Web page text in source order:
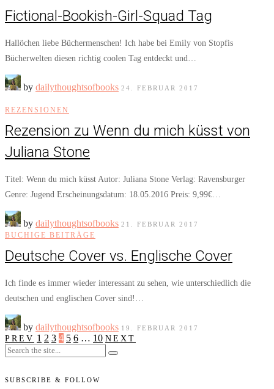
Fictional-Bookish-Girl-Squad Tag
Hallöchen liebe Büchermenschen! Ich habe bei Emily von Stopfis
Bücherwelten diesen richtig coolen Tag entdeckt und…
by dailythoughtsofbooks 24. FEBRUAR 2017
REZENSIONEN
Rezension zu Wenn du mich küsst von
Juliana Stone
Titel: Wenn du mich küsst Autor: Juliana Stone Verlag: Ravensburger
Genre: Jugend Erscheinungsdatum: 18.05.2016 Preis: 9,99€…
by dailythoughtsofbooks 21. FEBRUAR 2017
BUCHIGE BEITRÄGE
Deutsche Cover vs. Englische Cover
Ich finde es immer wieder interessant zu sehen, wie unterschiedlich die
deutschen und englischen Cover sind!…
by dailythoughtsofbooks 19. FEBRUAR 2017
PREV 1 2 3 4 5 6 … 10 NEXT
SUBSCRIBE & FOLLOW